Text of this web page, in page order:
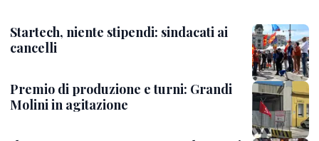
Startech, niente stipendi: sindacati ai
cancelli
Premio di produzione e turni: Grandi
Molini in agitazione